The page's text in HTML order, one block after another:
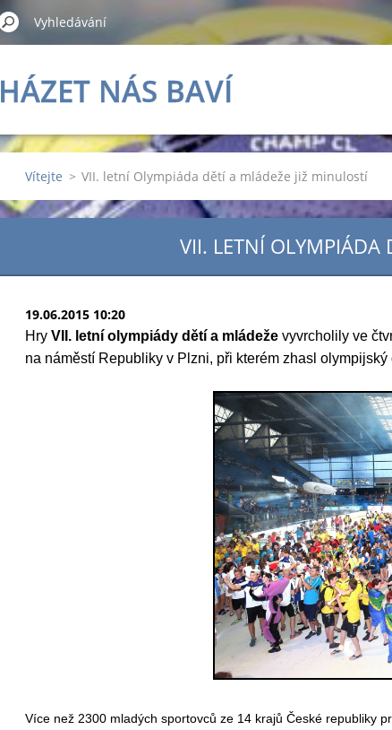
HÁZET NÁS BAVÍ
Vítejte > VII. letní Olympiáda dětí a mládeže již minulostí
VII. LETNÍ OLYMPIÁDA
19.06.2015 10:20
Hry VII. letní olympiády dětí a mládeže vyvrcholily ve
na náměstí Republiky v Plzni, při kterém zhasl olympijský
Více než 2300 mladých sportovců ze 14 krajů České republiky